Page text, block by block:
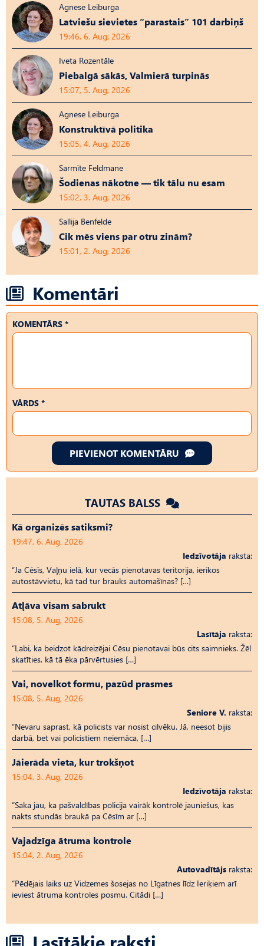
Agnese Leiburga
Latviešu sievietes “parastais” 101 darbiņš
19:46, 6. Aug, 2026
Iveta Rozentāle
Piebalgā sākās, Valmierā turpinās
15:07, 5. Aug, 2026
Agnese Leiburga
Konstruktīvā politika
15:05, 4. Aug, 2026
Sarmīte Feldmane
Šodienas nākotne — tik tālu nu esam
15:02, 3. Aug, 2026
Sallija Benfelde
Cik mēs viens par otru zinām?
15:01, 2. Aug, 2026
Komentāri
KOMENTĀRS *
VĀRDS *
PIEVIENOT KOMENTĀRU
TAUTAS BALSS
Kā organizēs satiksmi?
19:47, 6. Aug, 2026
Iedzīvotāja raksta:
“Ja Cēsīs, Vaļņu ielā, kur vecās pienotavas teritorija, ierīkos
autostāvvietu, kā tad tur brauks automašīnas? […]
Atļāva visam sabrukt
15:08, 5. Aug, 2026
Lasītāja raksta:
“Labi, ka beidzot kādreizējai Cēsu pienotavai būs cits saimnieks. Žēl
skatīties, kā tā ēka pārvērtusies […]
Vai, novelkot formu, pazūd prasmes
15:08, 5. Aug, 2026
Seniore V. raksta:
“Nevaru saprast, kā policists var nosist cilvēku. Jā, neesot bijis
darbā, bet vai policistiem neiemāca, […]
Jāierāda vieta, kur trokšņot
15:04, 3. Aug, 2026
Iedzīvotāja raksta:
“Saka jau, ka pašvaldības policija vairāk kontrolē jauniešus, kas
nakts stundās braukā pa Cēsīm ar […]
Vajadzīga ātruma kontrole
15:04, 2. Aug, 2026
Autovadītājs raksta:
“Pēdējais laiks uz Vid­ze­mes šosejas no Līgatnes līdz Ieriķiem arī
ieviest ātruma kontroles posmu. Citādi […]